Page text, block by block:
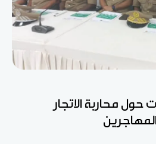
حول محاربة الاتجار